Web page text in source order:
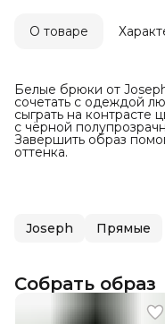
Оплата после
О товаре
Белые брюки от
сочетать с одеждой
сыграть на контрасте
с чёрной
Завершить образ
оттенка.
Joseph Прямые
Собрать образ